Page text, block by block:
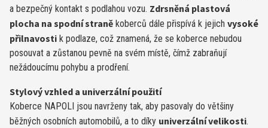
a bezpečný kontakt s podlahou vozu. Zdrsněná plastová
plocha na spodní straně koberců dále přispívá k jejich vysoké
přilnavosti k podlaze, což znamená, že se koberce nebudou
posouvat a zůstanou pevně na svém místě, čímž zabraňují
nežádoucímu pohybu a prodření.
Stylový vzhled a univerzální použití
Koberce NAPOLI jsou navrženy tak, aby pasovaly do většiny
běžných osobních automobilů, a to díky univerzální velikosti.